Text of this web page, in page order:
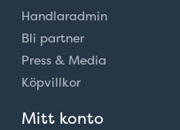
Handlaradmin
Bli partner
Press & Media
Köpvillkor
Mitt konto